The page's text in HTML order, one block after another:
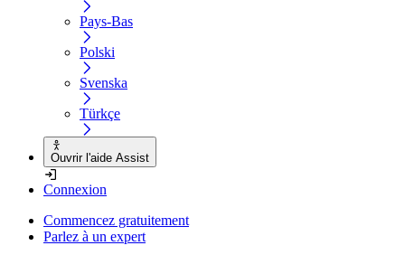
Pays-Bas
Polski
Svenska
Türkçe
Ouvrir l'aide Assist
Connexion
Commencez gratuitement
Parlez à un expert